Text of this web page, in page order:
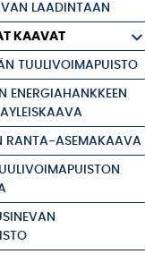
LAADINTAAN
KAAVAT
TUULIVOIMAPUISTO
ENERGIAHANKKEEN
RANTA-ASEMAKAAVA